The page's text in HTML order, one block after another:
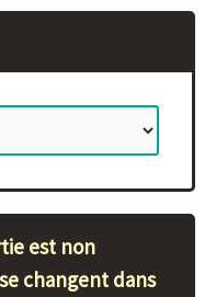
est non
changent dans